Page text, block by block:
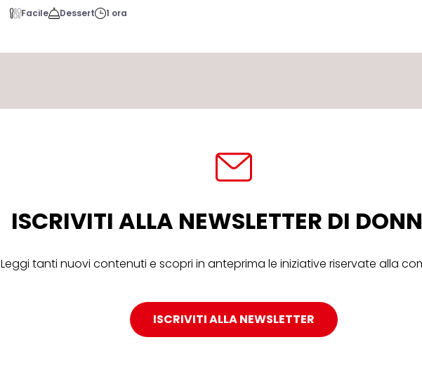
Facile Dessert 1 ora
ISCRIVITI ALLA NEWSLETTER DI
Leggi tanti nuovi contenuti e scopri in anteprima le iniziative riservate alla
ISCRIVITI ALLA NEWSLETTER